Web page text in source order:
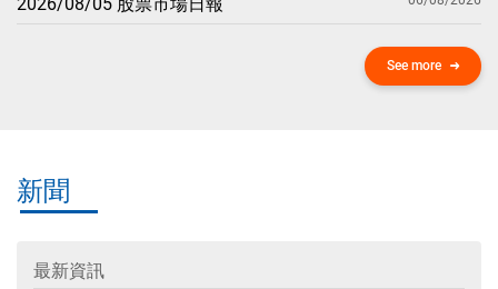
See more
新聞
最新資訊